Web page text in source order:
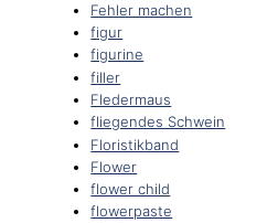
Fehler machen
figur
figurine
filler
Fledermaus
fliegendes Schwein
Floristikband
Flower
flower child
flowerpaste